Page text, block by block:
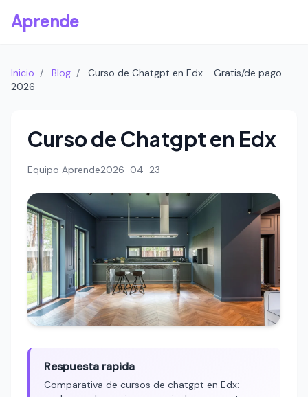
Aprende
Inicio / Blog /
Curso de Chatgpt en Edx - Gratis/de pago
2026
Curso de Chatgpt en Edx
Equipo Aprende2026-04-23
Respuesta rapida
Comparativa de cursos de chatgpt en Edx: